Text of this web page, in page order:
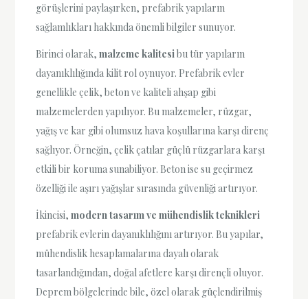
görüşlerini paylaşırken, prefabrik yapıların
sağlamlıkları hakkında önemli bilgiler sunuyor.
Birinci olarak,malzeme kalitesibu tür yapıların
dayanıklılığında kilit rol oynuyor. Prefabrik evler
genellikle çelik, beton ve kaliteli ahşap gibi
malzemelerden yapılıyor. Bu malzemeler, rüzgar,
yağış ve kar gibi olumsuz hava koşullarına karşı direnç
sağlıyor. Örneğin, çelik çatılar güçlü rüzgarlara karşı
etkili bir koruma sunabiliyor. Beton ise su geçirmez
özelliği ile aşırı yağışlar sırasında güvenliği artırıyor.
İkincisi,modern tasarım ve mühendislik teknikleri
prefabrik evlerin dayanıklılığını artırıyor. Bu yapılar,
mühendislik hesaplamalarına dayalı olarak
tasarlandığından, doğal afetlere karşı dirençli oluyor.
Deprem bölgelerinde bile, özel olarak güçlendirilmiş